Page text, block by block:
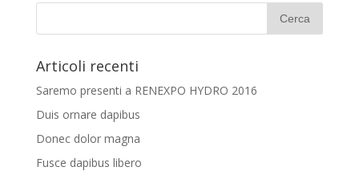
Articoli recenti
Saremo presenti a RENEXPO HYDRO 2016
Duis ornare dapibus
Donec dolor magna
Fusce dapibus libero